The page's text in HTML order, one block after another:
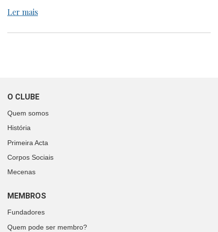
Ler mais
O CLUBE
Quem somos
História
Primeira Acta
Corpos Sociais
Mecenas
MEMBROS
Fundadores
Quem pode ser membro?